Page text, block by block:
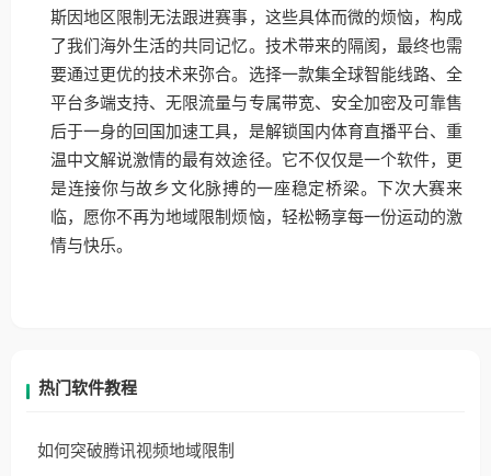
斯因地区限制无法跟进赛事，这些具体而微的烦恼，构成
了我们海外生活的共同记忆。技术带来的隔阂，最终也需
要通过更优的技术来弥合。选择一款集全球智能线路、全
平台多端支持、无限流量与专属带宽、安全加密及可靠售
后于一身的回国加速工具，是解锁国内体育直播平台、重
温中文解说激情的最有效途径。它不仅仅是一个软件，更
是连接你与故乡文化脉搏的一座稳定桥梁。下次大赛来
临，愿你不再为地域限制烦恼，轻松畅享每一份运动的激
情与快乐。
热门软件教程
如何突破腾讯视频地域限制